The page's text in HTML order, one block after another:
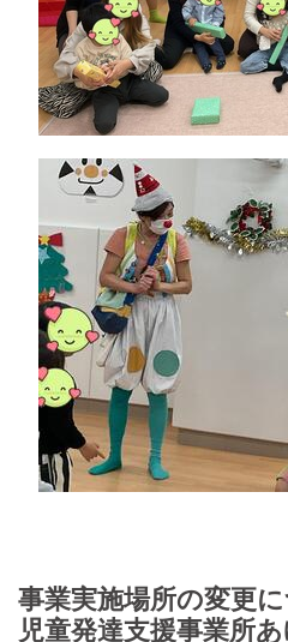
事業実施場所の変更
児童発達支援事業所あ